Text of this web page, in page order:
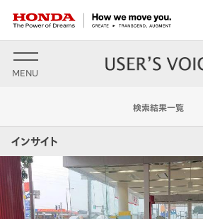
MENU
検索結果一覧
インサイト